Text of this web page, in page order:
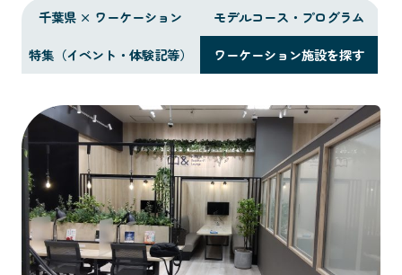
千葉県 × ワーケーション
モデルコース・プログラム
特集（イベント・体験記等）
ワーケーション施設を探す